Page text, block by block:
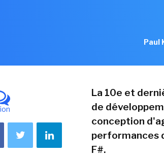
Paul
La 10e et
de
conception
performances
F#.